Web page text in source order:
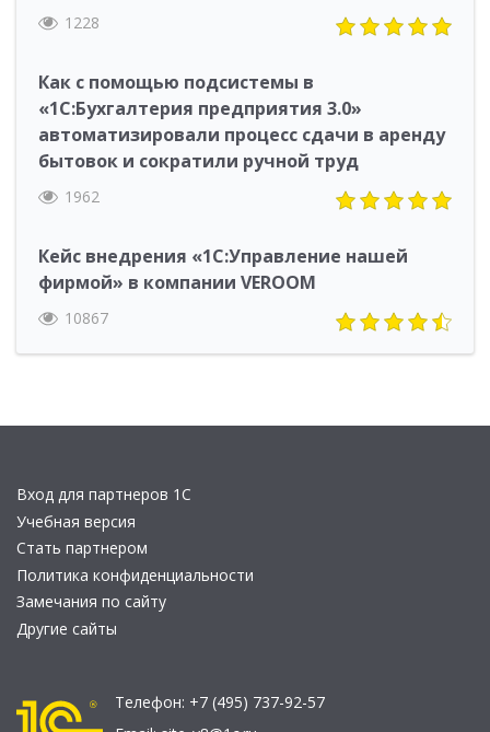
1228
Как с помощью подсистемы в
«1С:Бухгалтерия предприятия 3.0»
автоматизировали процесс сдачи в аренду
бытовок и сократили ручной труд
1962
Кейс внедрения «1С:Управление нашей
фирмой» в компании VEROOM
10867
Вход для партнеров 1С
Учебная версия
Стать партнером
Политика конфиденциальности
Замечания по сайту
Другие сайты
Телефон: +7 (495) 737-92-57